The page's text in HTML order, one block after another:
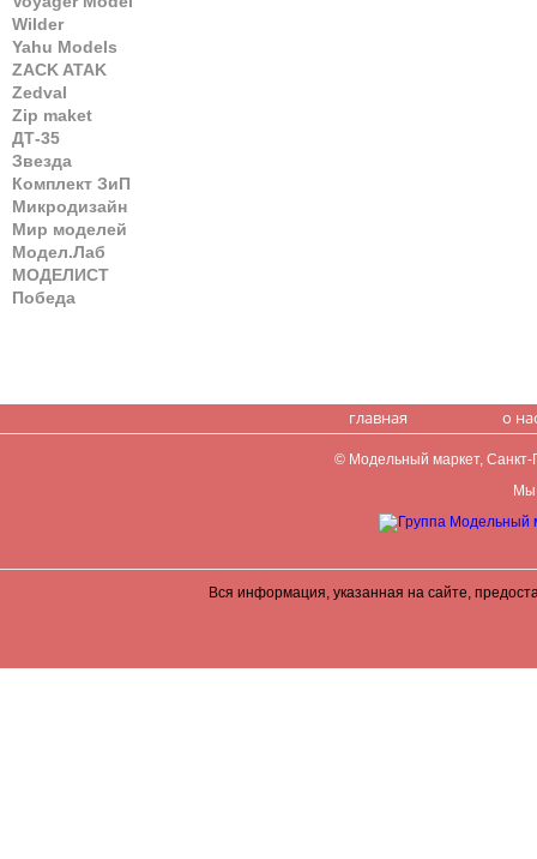
Wilder
Yahu Models
ZACK ATAK
Zedval
Zip maket
ДТ-35
Звезда
Комплект ЗиП
Микродизайн
Мир моделей
Модел.Лаб
МОДЕЛИСТ
Победа
главная о
© Модельный маркет, Санкт-
Мы
Вся информация, указанная на сайте,